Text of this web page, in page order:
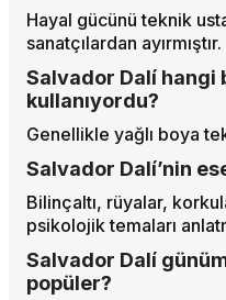
Hayal gücünü teknik
sanatçılardan ayırmıştır.
Salvador Dalí hangi
kullanıyordu?
Genellikle yağlı boya
Salvador Dalí’nin
Bilinçaltı, rüyalar,
psikolojik temaları
Salvador Dalí
popüler?